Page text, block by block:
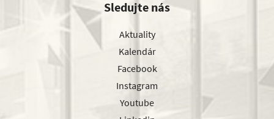
Sledujte nás
Aktuality
Kalendár
Facebook
Instagram
Youtube